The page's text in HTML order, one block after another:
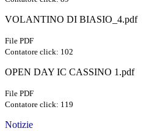
VOLANTINO DI BIASIO_4.pdf
File PDF
Contatore click: 102
OPEN DAY IC CASSINO 1.pdf
File PDF
Contatore click: 119
Notizie